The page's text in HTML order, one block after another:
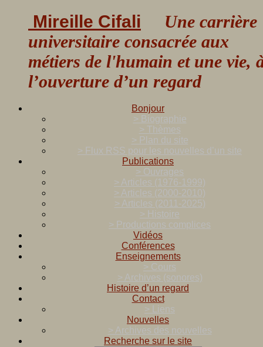
Mireille Cifali Une carrière
universitaire consacrée aux
métiers de l'humain et une vie,
l’ouverture d’un regard
Bonjour
> Biographie
> Thèmes
> Plan du site
> Flux RSS pour les nouvelles d’un site
Publications
> Ouvrages
> Articles (1976-1999)
> Articles (2000-2010)
> Articles (2011-2025)
> Histoire
> Productions complices
Vidéos
Conférences
Enseignements
> Cours
> Archives (sonores)
Histoire d’un regard
Contact
> Liens
Nouvelles
> Archives des nouvelles
Recherche sur le site